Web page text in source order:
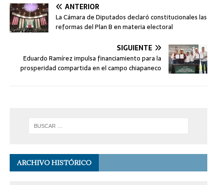
ANTERIOR
La Cámara de Diputados declaró constitucionales las
reformas del Plan B en materia electoral
SIGUIENTE
Eduardo Ramírez impulsa financiamiento para la
prosperidad compartida en el campo chiapaneco
ARCHIVO HISTÓRICO